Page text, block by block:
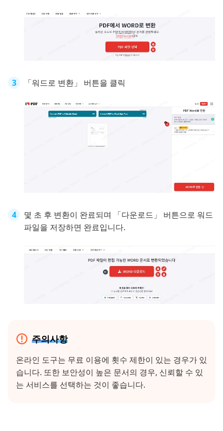
「워드로 변환」 버튼을 클릭
몇 초 후 변환이 완료되며 「다운로드」 버튼으로 워드
파일을 저장하면 완료입니다.
주의사항
온라인 도구는 무료 이용에 횟수 제한이 있는 경우가 있
습니다. 또한 보안성이 높은 문서의 경우, 신뢰할 수 있
는 서비스를 선택하는 것이 좋습니다.